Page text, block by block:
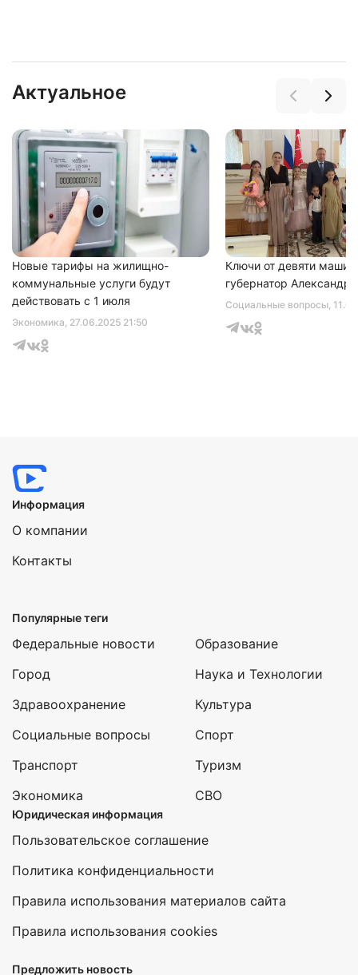
Актуальное
Экономика, 27.06.2025 21:50
Новые тарифы на жилищно-
коммунальные услуги будут
действовать с 1 июля
Социальные вопросы,
Ключи от девяти машин
губернатор Александр
Информация
О компании
Контакты
Популярные теги
Федеральные новости
Город
Здравоохранение
Социальные вопросы
Транспорт
Экономика
Образование
Наука и Технологии
Культура
Спорт
Туризм
СВО
Юридическая информация
Пользовательское соглашение
Политика конфиденциальности
Правила использования материалов сайта
Правила использования cookies
Предложить новость